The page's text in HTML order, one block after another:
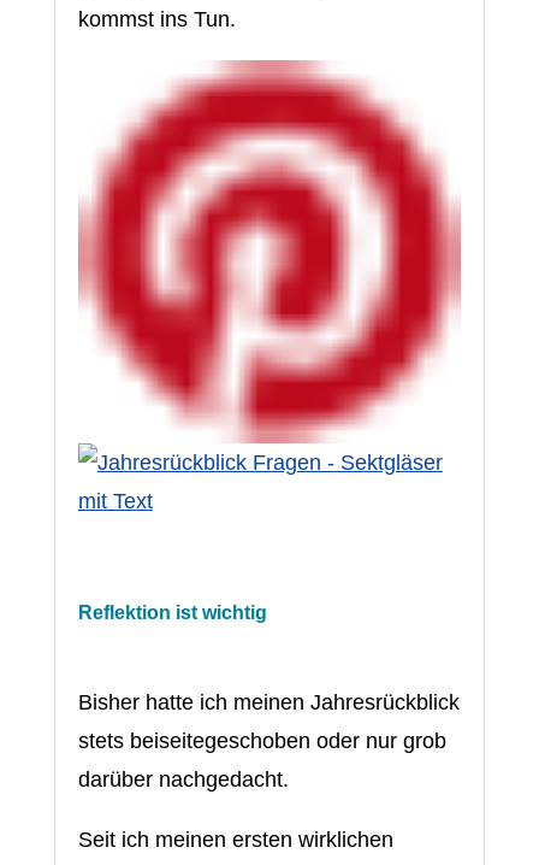
kommst ins Tun.
Reflektion ist wichtig
Bisher hatte ich meinen Jahresrückblick
stets beiseitegeschoben oder nur grob
darüber nachgedacht.
Seit ich meinen ersten wirklichen